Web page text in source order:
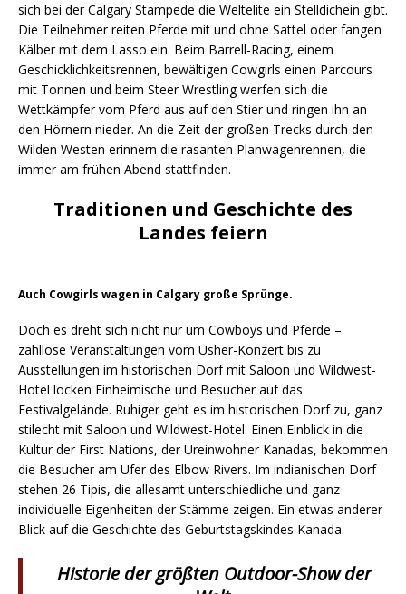
sich bei der Calgary Stampede die Weltelite ein Stelldichein gibt.
Die Teilnehmer reiten Pferde mit und ohne Sattel oder fangen
Kälber mit dem Lasso ein. Beim Barrell-Racing, einem
Geschicklichkeitsrennen, bewältigen Cowgirls einen Parcours
mit Tonnen und beim Steer Wrestling werfen sich die
Wettkämpfer vom Pferd aus auf den Stier und ringen ihn an
den Hörnern nieder. An die Zeit der großen Trecks durch den
Wilden Westen erinnern die rasanten Planwagenrennen, die
immer am frühen Abend stattfinden.
Traditionen und Geschichte des
Landes feiern
Auch Cowgirls wagen in Calgary große Sprünge.
Doch es dreht sich nicht nur um Cowboys und Pferde –
zahllose Veranstaltungen vom Usher-Konzert bis zu
Ausstellungen im historischen Dorf mit Saloon und Wildwest-
Hotel locken Einheimische und Besucher auf das
Festivalgelände. Ruhiger geht es im historischen Dorf zu, ganz
stilecht mit Saloon und Wildwest-Hotel. Einen Einblick in die
Kultur der First Nations, der Ureinwohner Kanadas, bekommen
die Besucher am Ufer des Elbow Rivers. Im indianischen Dorf
stehen 26 Tipis, die allesamt unterschiedliche und ganz
individuelle Eigenheiten der Stämme zeigen. Ein etwas anderer
Blick auf die Geschichte des Geburtstagskindes Kanada.
Historie der größten Outdoor-Show der